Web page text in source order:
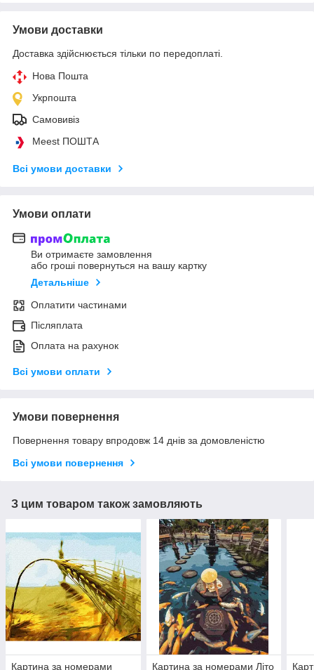
Умови доставки
Доставка здійснюється тільки по передоплаті.
Нова Пошта
Укрпошта
Самовивіз
Meest ПОШТА
Всі умови доставки
Умови оплати
Ви отримаєте замовлення
або гроші повернуться на вашу картку
Детальніше
Оплатити частинами
Післяплата
Оплата на рахунок
Всі умови оплати
Умови повернення
Повернення товару впродовж 14 днів за домовленістю
Всі умови повернення
З цим товаром також замовляють
Картина за номерами Картина за номерами Літо